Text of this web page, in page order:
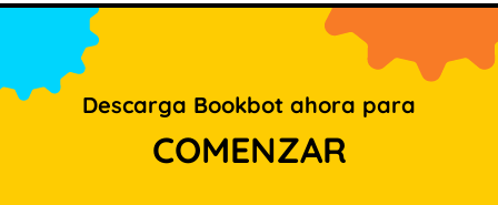
Descarga Bookbot ahora para
COMENZAR